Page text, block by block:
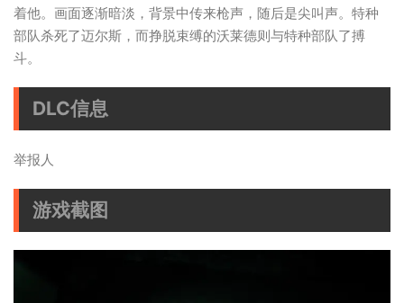
着他。画面逐渐暗淡，背景中传来枪声，随后是尖叫声。特种
部队杀死了迈尔斯，而挣脱束缚的沃莱德则与特种部队了搏
斗。
DLC信息
举报人
游戏截图